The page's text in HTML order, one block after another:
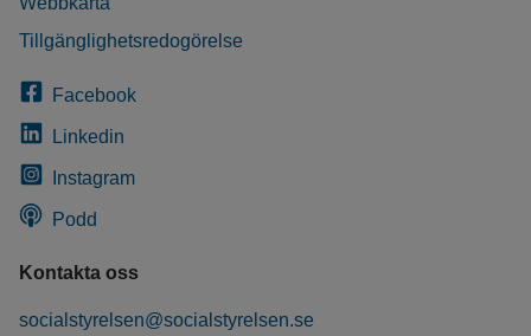
Tillgänglighetsredogörelse
Facebook
Linkedin
Instagram
Podd
Kontakta oss
socialstyrelsen@socialstyrelsen.se